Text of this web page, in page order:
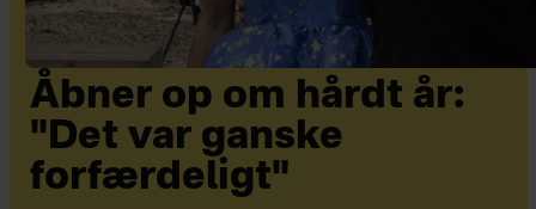
Åbner op om hårdt år:
"Det var ganske
forfærdeligt"